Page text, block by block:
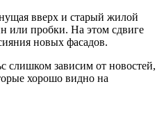
вверх и старый жилой
или пробки. На этом сдвиге
новых фасадов.
слишком зависим от новостей,
хорошо видно на